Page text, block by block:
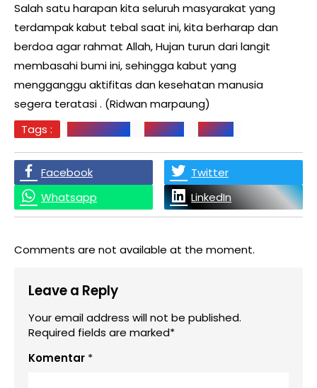
Salah satu harapan kita seluruh masyarakat yang
terdampak kabut tebal saat ini, kita berharap dan
berdoa agar rahmat Allah, Hujan turun dari langit
membasahi bumi ini, sehingga kabut yang
mengganggu aktifitas dan kesehatan manusia
segera teratasi . (Ridwan marpaung)
Tags :
KABUT ASAP Labusel PIRNAS
Facebook
Twitter
Whatsapp
LinkedIn
Comments are not available at the moment.
Leave a Reply
Your email address will not be published.
Required fields are marked*
Komentar *